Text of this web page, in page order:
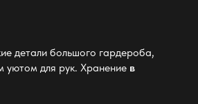
детали большого гардероба,
уютом для рук. Хранение в